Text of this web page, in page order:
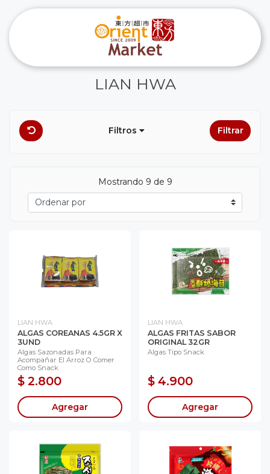
LIAN HWA
Filtros Filtrar
Mostrando 9 de 9
LIAN HWA
ALGAS COREANAS 4.5GR X
3UND
Algas Sazonadas Para
Acompañar El Arroz O Comer
Como Snack
$ 2.800
Agregar
LIAN HWA
ALGAS FRITAS SABOR
ORIGINAL 32GR
Algas Tipo Snack
$ 4.900
Agregar